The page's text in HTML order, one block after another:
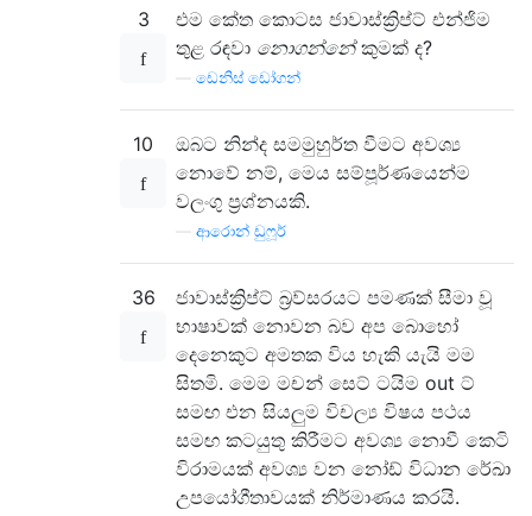
3
එම කේත කොටස ජාවාස්ක්‍රිප්ට් එන්ජිම
තුළ රඳවා නොගන්නේකුමක් ද?
ඩෙනිස් ඩෝගන්
10
ඔබට නින්ද සමමුහුර්ත වීමට අවශ්‍ය
නොවේ නම්, මෙය සම්පූර්ණයෙන්ම
වලංගු ප්‍රශ්නයකි.
ආරොන් ඩුෆූර්
36
ජාවාස්ක්‍රිප්ට් බ්‍රව්සරයට පමණක් සීමා වූ
භාෂාවක් නොවන බව අප බොහෝ
දෙනෙකුට අමතක විය හැකි යැයි මම
සිතමි. මෙම මචන් සෙට් ටයිම out ට්
සමඟ එන සියලුම විචල්‍ය විෂය පථය
සමඟ කටයුතු කිරීමට අවශ්‍ය නොවී කෙටි
විරාමයක් අවශ්‍ය වන නෝඩ් විධාන රේඛා
උපයෝගීතාවයක් නිර්මාණය කරයි.